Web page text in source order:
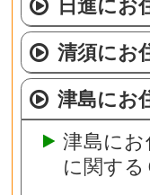
日進にお
清須にお
津島にお
津島に
に関する